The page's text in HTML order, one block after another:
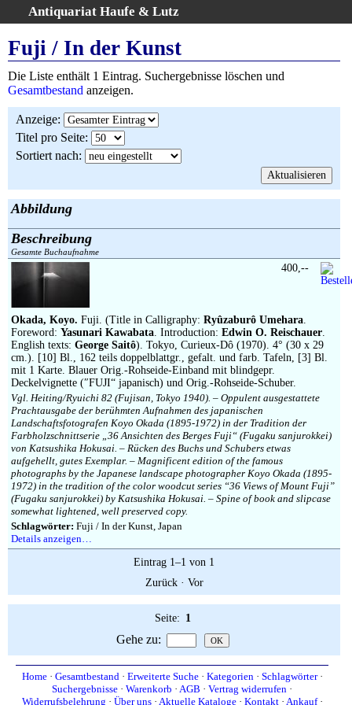
Antiquariat Haufe & Lutz
Home
Gesamtbestand
Kategorien
Schlagwörter
Suchergebnisse
AGB
Widerruf
Über uns
Ankauf
Links
Impressum
Fuji / In der Kunst
Die Liste enthält 1 Eintrag. Suchergebnisse löschen und
Gesamtbestand anzeigen.
Anzeige:
Titel pro Seite:
Sortiert nach:
Abbildung
Beschreibung
Gesamte Buchaufnahme
Okada, Koyo. Fuji. (Title in Calligraphy: Ryûzaburô Umehara.
Foreword: Yasunari Kawabata. Introduction: Edwin O. Reischauer.
English texts: George Saitô). Tokyo, Curieux-Dô (1970). 4° (30 x 29
cm.). [10] Bl., 162 teils doppelblattgr., gefalt. und farb. Tafeln, [3] Bl.
mit 1 Karte. Blauer Orig.-Rohseide-Einband mit blindgepr.
Deckelvignette (″FUJI“ japanisch) und Orig.-Rohseide-Schuber.
Vgl. Heiting/Ryuichi 82 (Fujisan, Tokyo 1940). – Oppulent ausgestattete
Prachtausgabe der berühmten Aufnahmen des japanischen
Landschaftsfotografen Koyo Okada (1895-1972) in der Tradition der
Farbholzschnittserie „36 Ansichten des Berges Fuji“ (Fugaku sanjurokkei)
von Katsushika Hokusai. – Rücken des Buchs und Schubers etwas
aufgehellt, gutes Exemplar. – Magnificent edition of the famous
photographs by the Japanese landscape photographer Koyo Okada (1895-
1972) in the tradition of the color woodcut series “36 Views of Mount Fuji”
(Fugaku sanjurokkei) by Katsushika Hokusai. – Spine of book and slipcase
somewhat lightened, well preserved copy.
Schlagwörter: Fuji / In der Kunst, Japan
Details anzeigen…
400,--
Eintrag 1–1 von 1
Zurück· Vor
Seite: 1
Gehe zu:
Home· Gesamtbestand· Erweiterte Suche· Kategorien· Schlagwörter·
Suchergebnisse · Warenkorb · AGB · Vertrag widerrufen ·
Widerrufsbelehrung · Über uns· Aktuelle Kataloge· Kontakt· Ankauf·